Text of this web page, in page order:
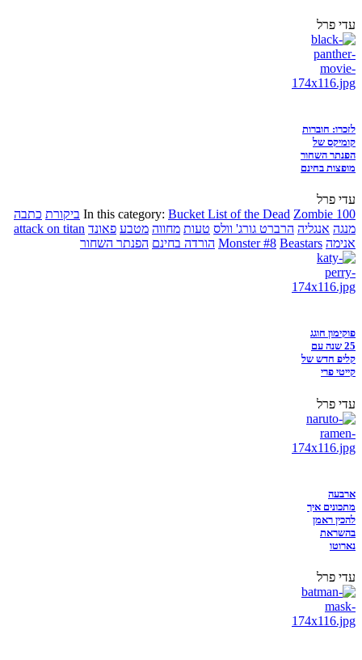
עדי פרל
לזכרו: חוברות
קומיקס של
הפנתר השחור
מופצות בחינם
עדי פרל
In this category: Bucket List of the Dead Zombie 100 ביקורת כתבה
מנגה אנגליה הרברט גורג' וולס טעות מחווה מטבע פאונד attack on titan
אנימה
Monster #8 Beastars הורדה בחינם הפנתר השחור
פוקימון חוגג
25 שנה עם
קליפ חדש של
קייטי פרי
עדי פרל
ארבעה
מתכונים איך
להכין ראמן
בהשראת
נארוטו
עדי פרל